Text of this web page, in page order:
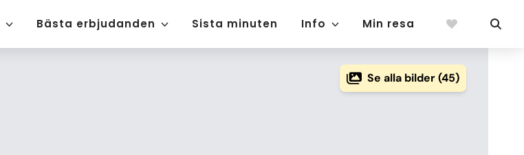
Bästa erbjudanden Sista minuten Info Min resa
Se alla bilder (45)